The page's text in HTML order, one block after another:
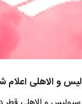
و الاهلی اعلام